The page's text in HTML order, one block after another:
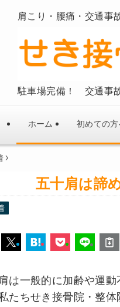
肩こり・腰痛・交通事
駐車場完備！ 交通事
ホーム 初めての
五十肩は諦
は一般的に加齢や運
たちせき接骨院・整